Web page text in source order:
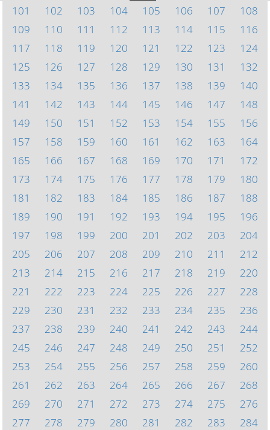
101
102 103 104 105 106 107
108
109
110 111 112 113 114 115
116
117
118 119 120 121 122 123
124
125
126 127 128 129 130 131
132
133
134 135 136 137 138 139
140
141
142 143 144 145 146 147
148
149
150 151 152 153 154 155
156
157
158 159 160 161 162 163
164
165
166 167 168 169 170 171
172
173
174 175 176 177 178 179
180
181
182 183 184 185 186 187
188
189
190 191 192 193 194 195
196
197
198 199 200 201 202 203
204
205
206 207 208 209 210 211
212
213
214 215 216 217 218 219
220
221
222 223 224 225 226 227
228
229
230 231 232 233 234 235
236
237
238 239 240 241 242 243
244
245
246 247 248 249 250 251
252
253
254 255 256 257 258 259
260
261
262 263 264 265 266 267
268
269
270 271 272 273 274 275
276
277
278 279 280 281 282 283
284